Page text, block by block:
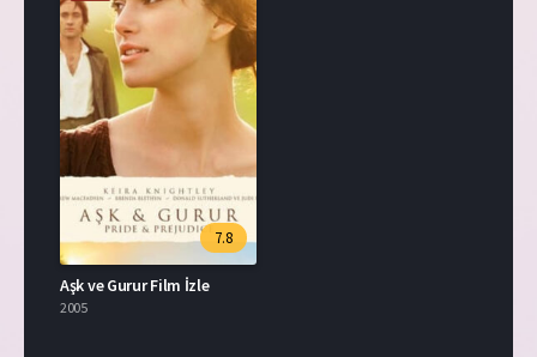
7.8
Aşk ve Gurur Film İzle
2005